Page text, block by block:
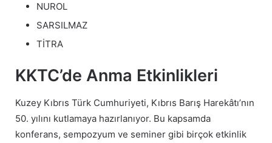
NUROL
SARSILMAZ
TİTRA
KKTC’de Anma Etkinlikleri
Kuzey Kıbrıs Türk Cumhuriyeti, Kıbrıs Barış Harekâtı’nın
50. yılını kutlamaya hazırlanıyor. Bu kapsamda
konferans, sempozyum ve seminer gibi birçok etkinlik